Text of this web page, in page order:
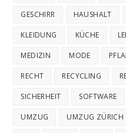
GESCHIRR HAUSHALT
KLEIDUNG KÜCHE
MEDIZIN MODE
RECHT RECYCLING
SICHERHEIT SOFTWARE
UMZUG UMZUG ZÜRICH